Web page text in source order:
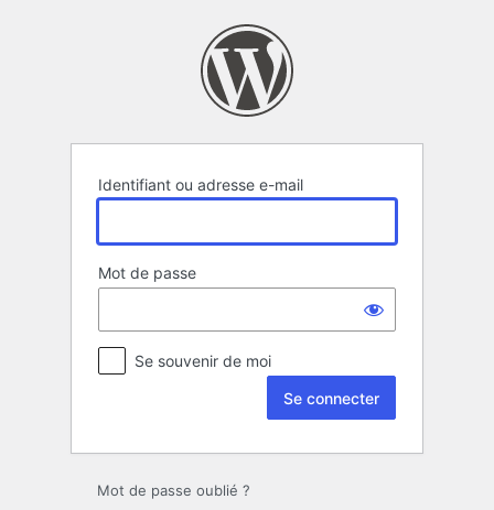
Identifiant ou adresse e-mail
Mot de passe
Se souvenir de moi
Mot de passe oublié ?